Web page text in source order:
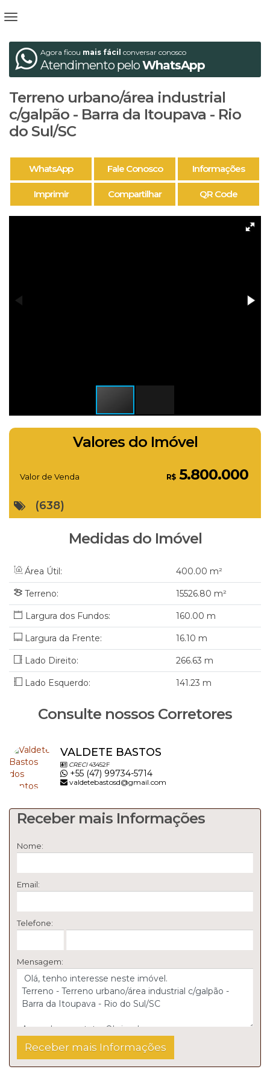
Agora ficou mais fácil conversar conosco
Atendimento peloWhatsApp
Terreno urbano/área industrial
c/galpão - Barra da Itoupava - Rio
do Sul/SC
WhatsApp Fale Conosco Informações
Imprimir Compartilhar QR Code
Valores do Imóvel
R$5.800.000
Valor de Venda
(638)
Medidas do Imóvel
Área Útil: 400.00 m²
Terreno: 15526.80 m²
160.00 m
Largura da Frente: 16.10 m
Lado Direito: 266.63 m
Lado Esquerdo: 141 .23 m
Consulte nossos Corretores
VALDETE BASTOS
CRECI43452F
+55 (47) 99734-5714
valdetebastosd@gmail.com
Receber mais Informações
Nome:
Email:
Telefone:
Mensagem: